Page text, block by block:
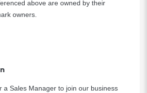
above are owned by their
owners.
a Sales Manager to join our business